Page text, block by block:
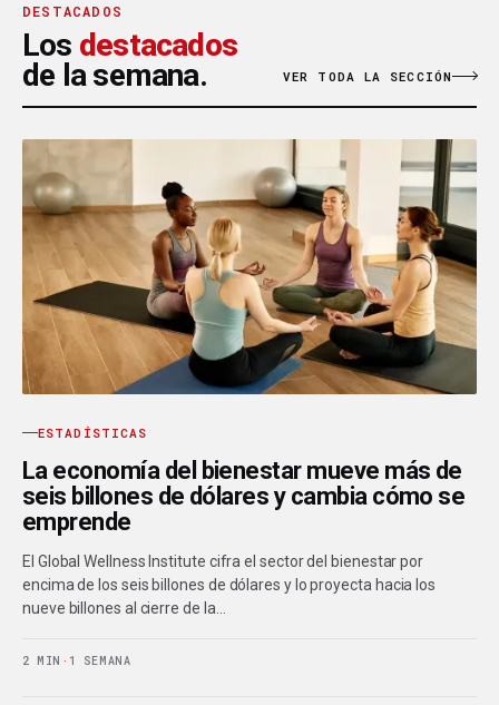
DESTACADOS
Los destacados
de la semana.
VER TODA LA SECCIÓN
ESTADÍSTICAS
La economía del bienestar mueve más de
seis billones de dólares y cambia cómo se
emprende
El Global Wellness Institute cifra el sector del bienestar por
encima de los seis billones de dólares y lo proyecta hacia los
nueve billones al cierre de la…
2 MIN · 1 SEMANA